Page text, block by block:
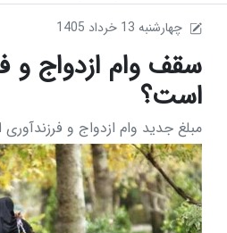
1405 چهارشنبه 13 خرداد
سقف وام ازدواج و
است؟
مبلغ جدید وام ازدواج و فرزندآوری